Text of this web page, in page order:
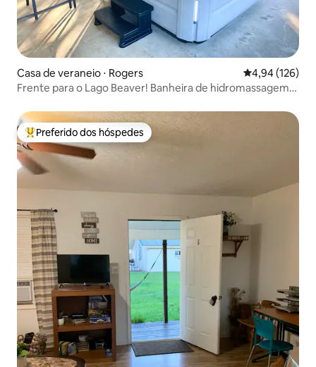
Casa de veraneio ⋅ Rogers 4,94 de uma
4,94 (126)
Frente para o Lago Beaver! Banheira de hidromassagem!
Entre os melhores preferidos dos hóspedes
Preferido dos hóspedes